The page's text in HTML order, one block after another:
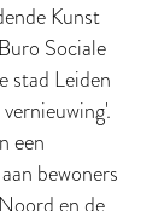
Kunst
Sociale
stad Leiden
een
bewoners